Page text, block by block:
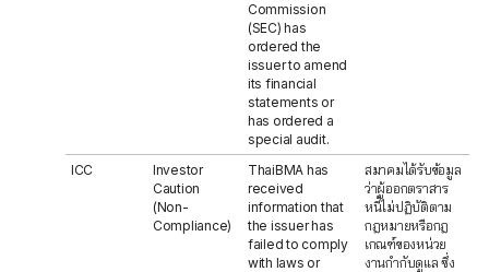
Commission
(SEC) has
ordered the
issuer to amend
its financial
statements or
has ordered a
special audit.
ICC
Investor
Caution
(Non-
Compliance)
ThaiBMA has
received
information that
the issuer has
failed to comply
with laws or
สมาคมได้รับข้อมูล
ว่าผู้ออกตราสาร
หนี้ไม่ปฏิบัติตาม
กฎหมายหรือกฎ
เกณฑ์ของหน่วย
งานกำกับดูแล ซึ่ง